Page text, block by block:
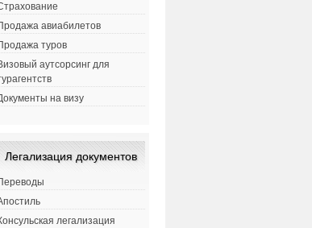
авиабилетов
туров
аутсорсинг для
на визу
Легализация документов
легализация